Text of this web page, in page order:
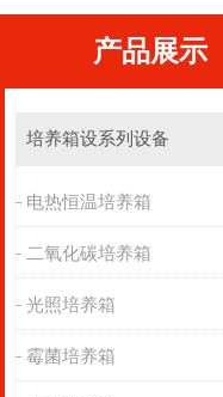
产品展示
培养箱设系列设备
电热恒温培养箱
二氧化碳培养箱
光照培养箱
霉菌培养箱